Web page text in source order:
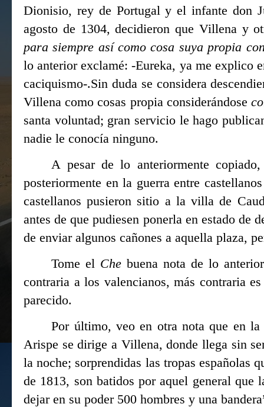
Dionisio, rey de Portugal y el infante don
agosto de 1304, decidieron que Villena y
para siempre así como cosa suya propia
lo anterior exclamé: -Eureka, ya me explico
caciquismo-.Sin duda se considera
Villena como cosas propia considerándose
santa voluntad; gran servicio le hago
nadie le conocía ninguno.
A pesar de lo anteriormente
posteriormente en la guerra entre
castellanos pusieron sitio a la villa de
antes de que pudiesen ponerla en estado de
de enviar algunos cañones a aquella plaza,
Tome el Chebuena nota de lo
contraria a los valencianos, más contraria
parecido.
Por último, veo en otra nota que en la
Arispe se dirige a Villena, donde llega sin
la noche; sorprendidas las tropas españolas
de 1813, son batidos por aquel general que
dejar en su poder 500 hombres y una